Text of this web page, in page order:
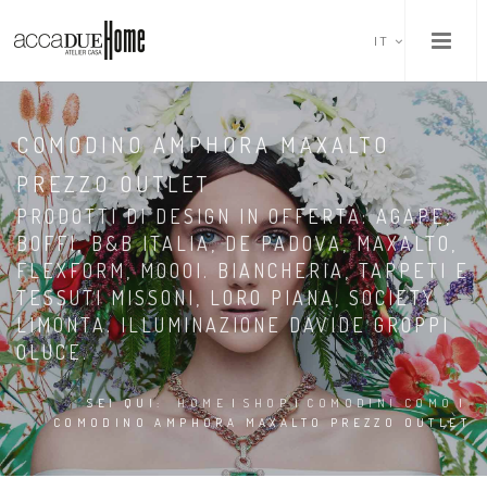
IT
COMODINO AMPHORA MAXALTO
PREZZO OUTLET
PRODOTTI DI DESIGN IN OFFERTA: AGAPE,
BOFFI, B&B ITALIA, DE PADOVA, MAXALTO,
FLEXFORM, MOOOI. BIANCHERIA, TAPPETI E
TESSUTI MISSONI, LORO PIANA, SOCIETY
LIMONTA. ILLUMINAZIONE DAVIDE GROPPI
OLUCE.
SEI QUI:HOME | SHOP | COMODINI COMÒ |
COMODINO AMPHORA MAXALTO PREZZO OUTLET